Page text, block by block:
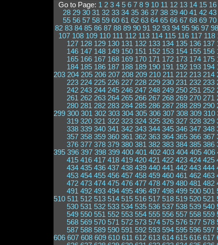
Go to Page: 1 2 3 4 5 6 7 8 9 10 11 12 13 14 15 16
28 29 30 31 32 33 34 35 36 37 38 39 40 41 42 43
55 56 57 58 59 60 61 62 63 64 65 66 67 68 69 70
82 83 84 85 86 87 88 89 90 91 92 93 94 95 96 97 98
107 108 109 110 111 112 113 114 115 116 117 118
127 128 129 130 131 132 133 134 135 136 137
146 147 148 149 150 151 152 153 154 155 156
165 166 167 168 169 170 171 172 173 174 175
184 185 186 187 188 189 190 191 192 193 194
203 204 205 206 207 208 209 210 211 212 213 214
223 224 225 226 227 228 229 230 231 232 233
242 243 244 245 246 247 248 249 250 251 252
261 262 263 264 265 266 267 268 269 270 271
280 281 282 283 284 285 286 287 288 289 290
299 300 301 302 303 304 305 306 307 308 309 310
319 320 321 322 323 324 325 326 327 328 329
338 339 340 341 342 343 344 345 346 347 348
357 358 359 360 361 362 363 364 365 366 367
376 377 378 379 380 381 382 383 384 385 386
395 396 397 398 399 400 401 402 403 404 405 406
415 416 417 418 419 420 421 422 423 424 425
434 435 436 437 438 439 440 441 442 443 444
453 454 455 456 457 458 459 460 461 462 463
472 473 474 475 476 477 478 479 480 481 482
491 492 493 494 495 496 497 498 499 500 501
510 511 512 513 514 515 516 517 518 519 520 521
530 531 532 533 534 535 536 537 538 539 540
549 550 551 552 553 554 555 556 557 558 559
568 569 570 571 572 573 574 575 576 577 578
587 588 589 590 591 592 593 594 595 596 597
606 607 608 609 610 611 612 613 614 615 616 617